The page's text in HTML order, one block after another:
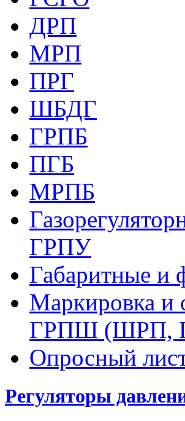
ДРП
МРП
ПРГ
ШБДГ
ГРПБ
ПГБ
МРПБ
ГРПУ
Габаритные и
Маркировка и
ГРПШ (ШРП,
Опросный
Регуляторы